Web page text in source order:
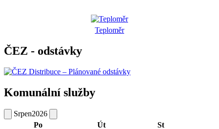
Teploměr
ČEZ - odstávky
Komunální služby
Srpen2026
Po
Út
St